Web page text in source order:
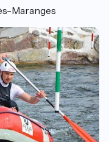
Maranges